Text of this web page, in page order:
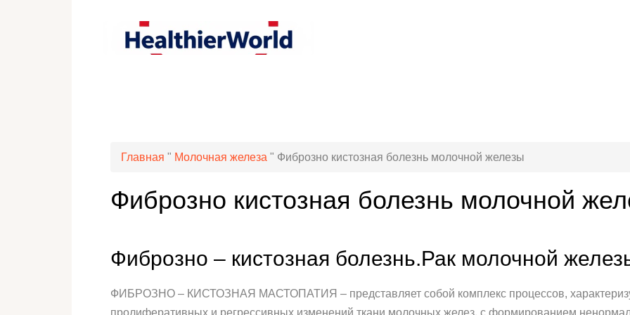
Главная " Молочная железа " Фиброзно кистозная болезнь молочной железы
Фиброзно кистозная болезнь молочной
Фиброзно – кистозная болезнь.Рак молочной
ФИБРОЗНО – КИСТОЗНАЯ МАСТОПАТИЯ – представляет собой комплекс процессов,
пролиферативных и регрессивных изменений ткани молочных желез, с формированием